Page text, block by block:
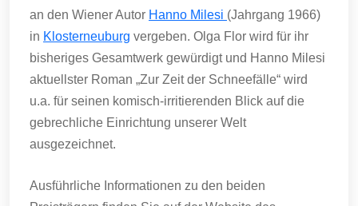
an den Wiener Autor Hanno Milesi (Jahrgang 1966)
in Klosterneuburg vergeben. Olga Flor wird für ihr
bisheriges Gesamtwerk gewürdigt und Hanno Milesi
aktuellster Roman „Zur Zeit der Schneefälle“ wird
u.a. für seinen komisch-irritierenden Blick auf die
gebrechliche Einrichtung unserer Welt
ausgezeichnet.
Ausführliche Informationen zu den beiden